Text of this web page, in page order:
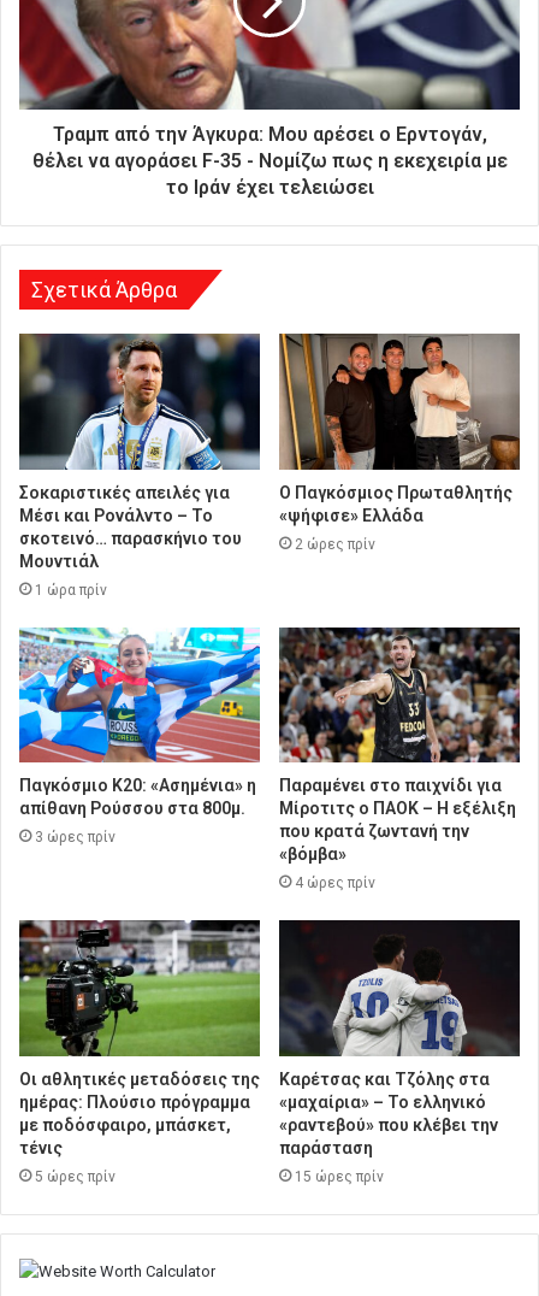
ι
ε
σ
Τραμπ από την Άγκυρα: Μου αρέσει ο Ερντογάν,
θέλει να αγοράσει F-35 - Νομίζω πως η εκεχειρία με
το Ιράν έχει τελειώσει
Σχετικά Άρθρα
Σοκαριστικές απειλές για
Μέσι και Ρονάλντο – Το
σκοτεινό… παρασκήνιο του
Μουντιάλ
1 ώρα πρίν
Ο Παγκόσμιος Πρωταθλητής
«ψήφισε» Ελλάδα
2 ώρες πρίν
Παγκόσμιο Κ20: «Ασημένια» η
απίθανη Ρούσσου στα 800μ.
3 ώρες πρίν
Παραμένει στο παιχνίδι για
Μίροτιτς ο ΠΑΟΚ – Η εξέλιξη
που κρατά ζωντανή την
«βόμβα»
4 ώρες πρίν
Οι αθλητικές μεταδόσεις της
ημέρας: Πλούσιο πρόγραμμα
με ποδόσφαιρο, μπάσκετ,
τένις
5 ώρες πρίν
Καρέτσας και Τζόλης στα
«μαχαίρια» – Το ελληνικό
«ραντεβού» που κλέβει την
παράσταση
15 ώρες πρίν